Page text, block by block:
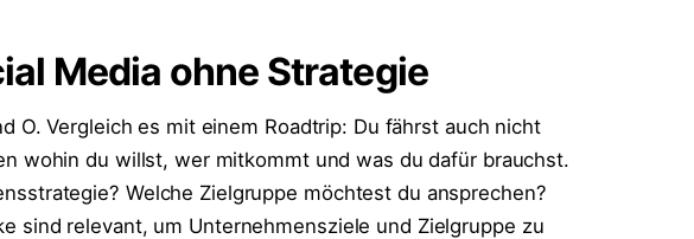
Media ohne Strategie
O. Vergleich es mit einem Roadtrip: Du fährst auch nicht
wohin du willst, wer mitkommt und was du dafür brauchst.
Welche Zielgruppe möchtest du ansprechen?
sind relevant, um Unternehmensziele und Zielgruppe zu